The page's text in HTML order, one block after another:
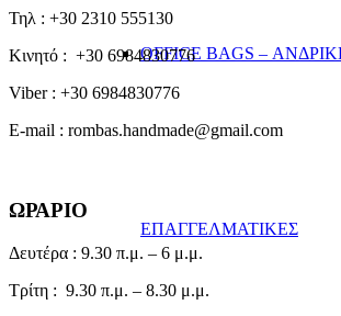
OFFICE BAGS –
ΕΠΑΓΓΕΛΜΑΤΙΚΕΣ
Τηλ : +30 2310 555130
Κινητό : +30 6984830776
Viber : +30 6984830776
E-mail : rombas.handmade@gmail.com
ΩΡΑΡΙΟ
Δευτέρα : 9.30 π.μ. – 6 μ.μ.
Τρίτη : 9.30 π.μ. – 8.30 μ.μ.